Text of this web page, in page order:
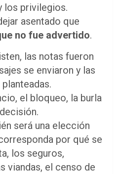
los privilegios.
asentado que
no fue advertido.
las notas fueron
se enviaron y las
el bloqueo, la burla
será una elección
por qué se
los seguros,
viandas, el censo de